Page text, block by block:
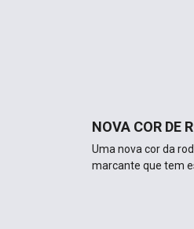
NOVA COR DE
Uma nova cor da
marcante que tem